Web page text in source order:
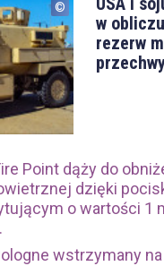
w
rezerw
Point dąży do
dzięki
o wartości 1
wstrzymany